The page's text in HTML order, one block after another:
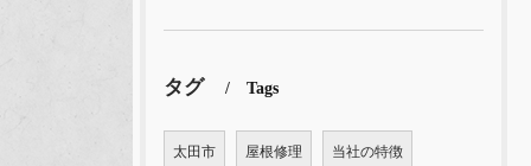
タグ Tags
太田市 屋根修理 当社の特徴